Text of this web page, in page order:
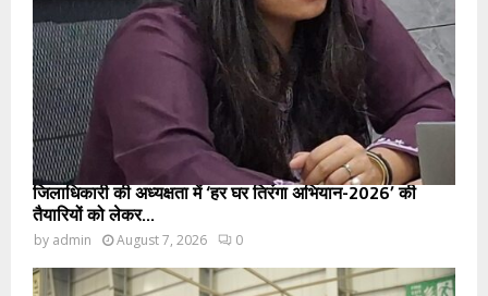
जिलाधिकारी की अध्यक्षता में ‘हर घर तिरंगा अभियान-2026’ की
तैयारियों को लेकर...
by admin August 7, 2026 0